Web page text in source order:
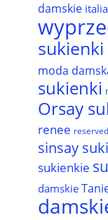
damskie
moda
sukienki
Orsay
renee
sinsay
sukienkie
damskie